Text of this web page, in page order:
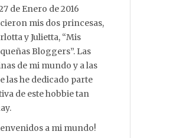
de Enero de 2016
mis dos princesas,
y Julietta, “Mis
Bloggers”. Las
de mi mundo y a las
las he dedicado parte
de este hobbie tan
a mi mundo!